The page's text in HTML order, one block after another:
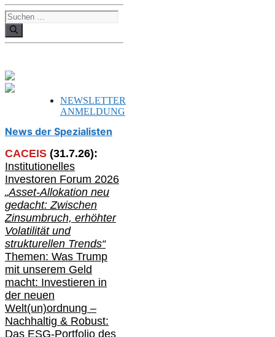
Suchen
nach:
NEWSLETTER
ANMELDUNG
News der Spezialisten
CACEIS (31.7.26):
Institutionelles
Investoren Forum 2026
„Asset-Allokation neu
gedacht: Zwischen
Zinsumbruch, erhöhter
Volatilität und
strukturellen Trends“
Themen: Was Trump
mit unserem Geld
macht: Investieren in
der neuen
Welt(un)ordnung –
Nachhaltig & Robust:
Das ESG-Portfolio des